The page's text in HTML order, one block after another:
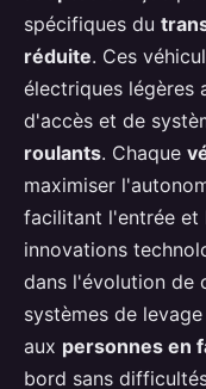
spécifiques du
réduite. Ces
électriques légères
d'accès et de
roulants. Chaque
maximiser
facilitant l'entrée et
innovations
dans l'évolution de
systèmes de
aux personnes en
bord sans